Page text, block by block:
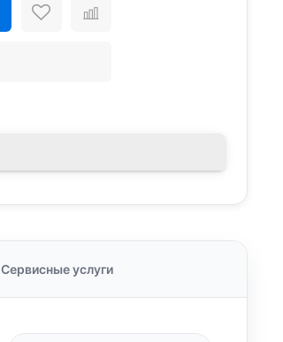
Сервисные услуги